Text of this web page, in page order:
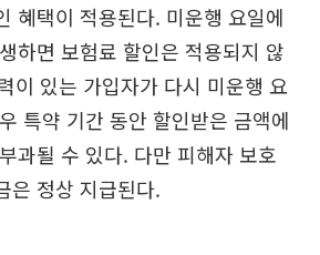
혜택이 적용된다. 미운행 요일에
하면 보험료 할인은 적용되지 않
이 있는 가입자가 다시 미운행 요
특약 기간 동안 할인받은 금액에
과될 수 있다. 다만 피해자 보호
은 정상 지급된다.